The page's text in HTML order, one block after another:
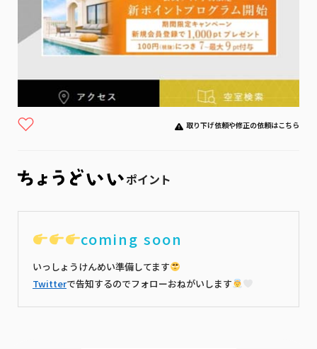
取り下げ依頼や修正の依頼はこちら
ポイント
coming soon
いっしょうけんめい準備してます
Twitterで告知するのでフォローおねがいします